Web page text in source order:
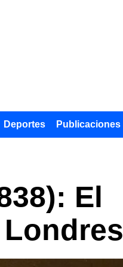
Deportes Publicaciones
El